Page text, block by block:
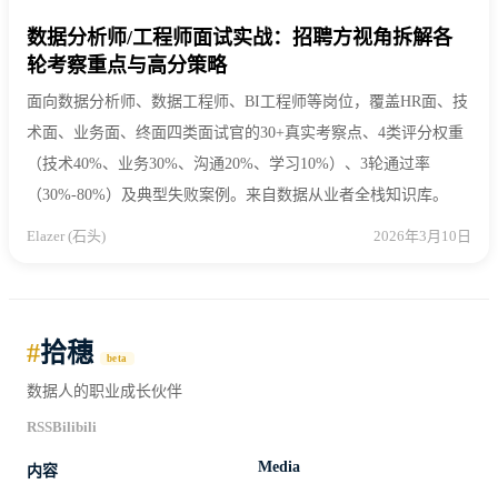
数据分析师/工程师面试实战：招聘方视角拆解各
轮考察重点与高分策略
面向数据分析师、数据工程师、BI工程师等岗位，覆盖HR面、技
术面、业务面、终面四类面试官的30+真实考察点、4类评分权重
（技术40%、业务30%、沟通20%、学习10%）、3轮通过率
（30%-80%）及典型失败案例。来自数据从业者全栈知识库。
Elazer (石头) 2026年3月10日
#拾穗 beta
数据人的职业成长伙伴
RSSBilibili
内容
Media